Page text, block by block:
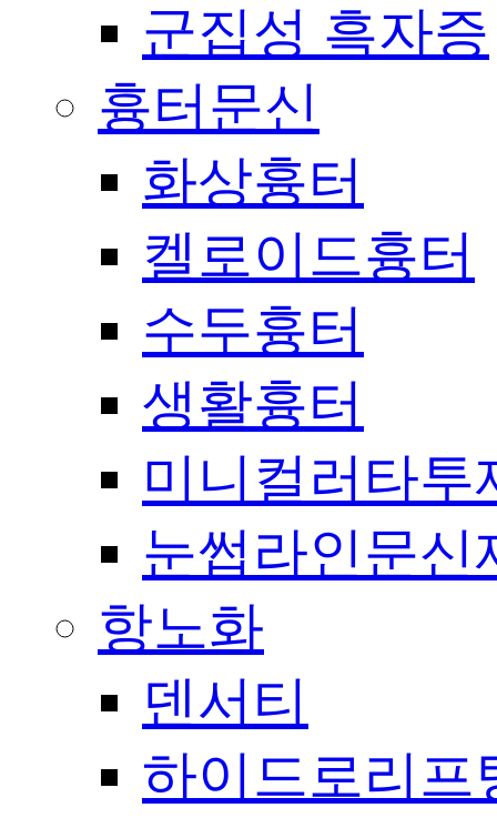
군집성 흑자증
흉터문신
화상흉터
켈로이드흉터
수두흉터
생활흉터
미니컬러타투
눈썹라인문신
항노화
덴서티
하이드로리프